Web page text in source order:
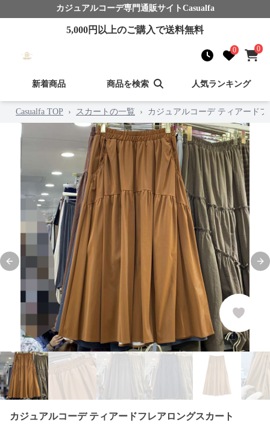
カジュアルコーデ専門通販サイト Casualfa
5,000円以上のご購入で送料無料
0 0
新着商品 商品を検索 人気ランキング
Casualfa TOP › スカートの一覧 › カジュアルコーデ ティアード
Previous slide
カジュアルコーデ ティアードフレアロングスカート